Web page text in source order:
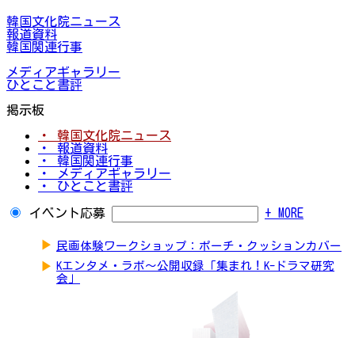
韓国文化院ニュース
報道資料
韓国関連行事
メディアギャラリー
ひとこと書評
掲示板
・ 韓国文化院ニュース
・ 報道資料
・ 韓国関連行事
・ メディアギャラリー
・ ひとこと書評
イベント応募 + MORE
▶ 民画体験ワークショップ：ポーチ・クッションカバー
▶ Kエンタメ・ラボ～公開収録「集まれ！K-ドラマ研究
会」